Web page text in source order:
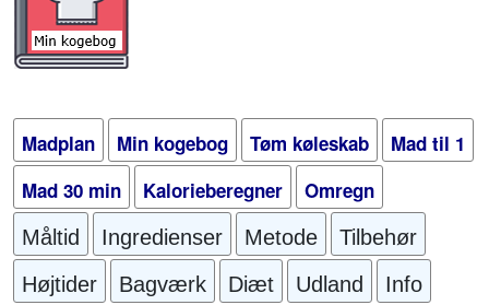
Madplan Min kogebog Tøm køleskab
Mad til 1
Mad 30 min
Kalorieberegner Omregn
Måltid Ingredienser Metode
Tilbehør
Højtider
Bagværk Diæt Udland Info